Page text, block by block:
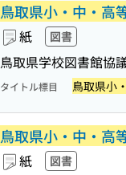
鳥取県小・中・高
紙 図書
鳥取県学校図書館協
タイトル標目 鳥取県小
鳥取県小・中・高
紙 図書